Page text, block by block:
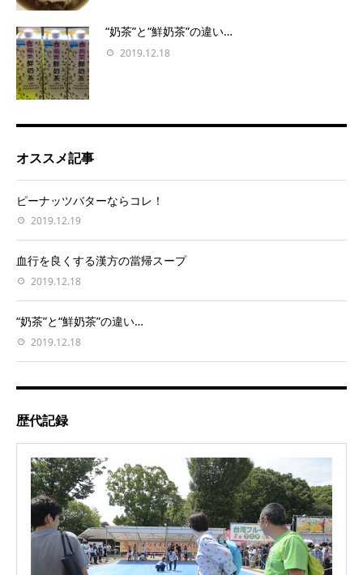
“奶茶”と“鮮奶茶”の違い…
2019.12.18
オススメ記事
ピーナッツバターならコレ！
2019.12.19
血行を良くする漢方の當帰スープ
2019.12.18
“奶茶”と“鮮奶茶”の違い…
2019.12.18
歴代記録